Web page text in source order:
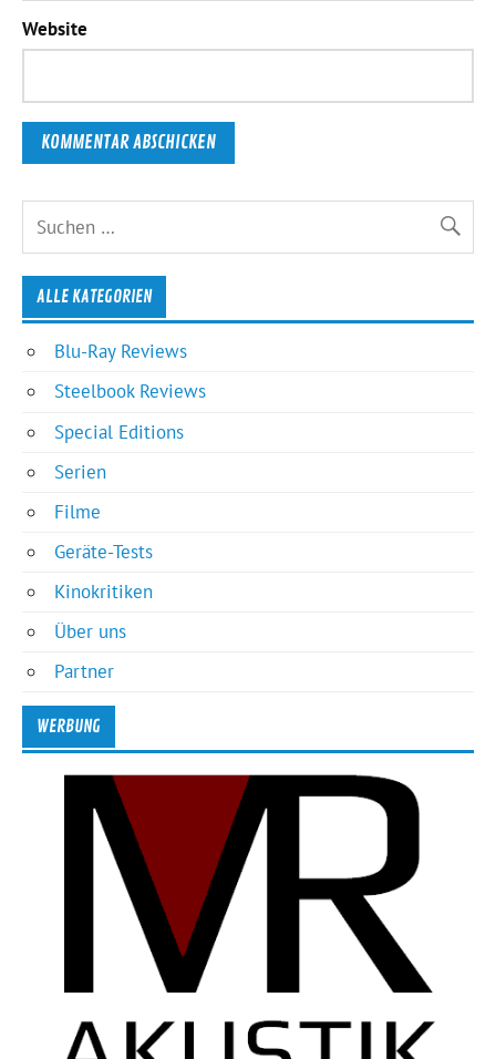
Website
ALLE KATEGORIEN
Blu-Ray Reviews
Steelbook Reviews
Special Editions
Serien
Filme
Geräte-Tests
Kinokritiken
Über uns
Partner
WERBUNG